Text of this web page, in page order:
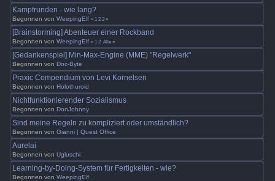
Kampfrunden - wie lang?
Begonnen vonWeepingElf « 1 2 3 »
[Brainstorming] Abenteuer einer Rockband
Begonnen vonWeepingElf « 1 2 Alle »
[Gedankenspiel] Min-Max-Engine (MME) "Regelwerk"
Begonnen vonDoc-Byte
Praxic Compendium von Levi Kornelsen
Begonnen vonHolothuroid
Nichtfunktionierender Sozialismus
Begonnen vonDonJohnny
Sind meine Regeln zu kompliziert oder umständlich?
Begonnen vonGianni | Quest Office
Aurelai
Begonnen vonUgluschi
Learning-by-Doing-System für Fertigkeiten - wie?
Begonnen vonWeepingElf